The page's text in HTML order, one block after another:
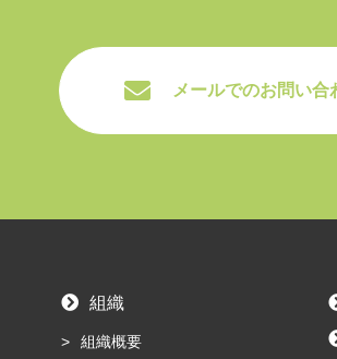
メールでのお問い合
組織
組織概要